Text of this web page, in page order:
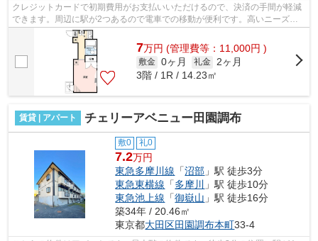
クレジットカードで初期費用がお支払いいただけるので、決済の手間が軽減
できます。周辺に駅が2つあるので電車での移動が便利です。高いニーズの
ある、駅徒歩9分の物件です。こちらの...
7万円 (管理費等：11,000円 )
敷金 0ヶ月 礼金
2ヶ月
3階 / 1R / 14.23㎡
賃貸 | アパート チェリーアベニュー田園調布
敷0 礼0
7.2万円
東急多摩川線 「沼部 」駅 徒歩3分
東急東横線 「多摩川
」駅 徒歩10分
東急池上線 「御嶽山 」駅 徒歩16分
築34年 / 20.46㎡
東京都大田区田園調布本町33-4